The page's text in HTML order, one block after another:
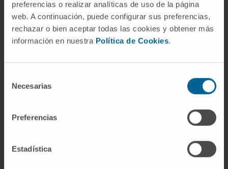
preferencias o realizar analíticas de uso de la página
web. A continuación, puede configurar sus preferencias,
rechazar o bien aceptar todas las cookies y obtener más
información en nuestra Política de Cookies.
Necesarias
Preferencias
Estadística
Referencias
Herráez A. Alostería. Biomodel,
Universidad de Alcalá.Biomodel UAH
Sci. 2018;373(1749)
Protein-Coupled Receptors.
Int J Mol
Biochemistry, Aerobic Glycolysis. En: